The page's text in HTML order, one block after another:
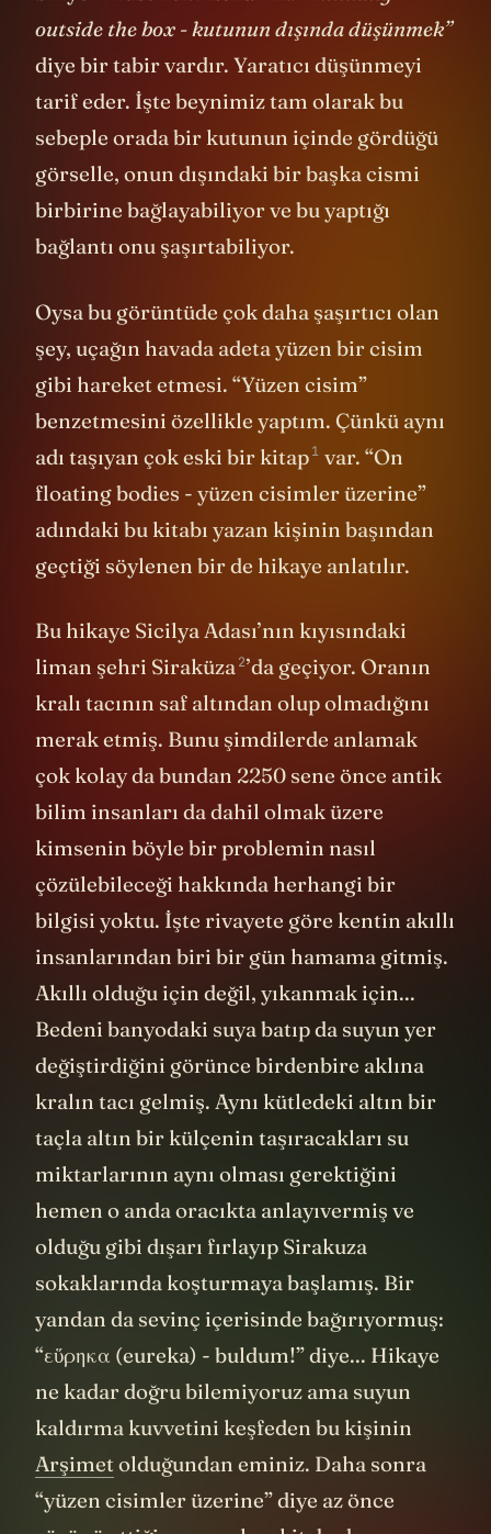
outside the box - kutunun dışında düşünmek”
diye bir tabir vardır. Yaratıcı düşünmeyi
tarif eder. İşte beynimiz tam olarak bu
sebeple orada bir kutunun içinde gördüğü
görselle, onun dışındaki bir başka cismi
birbirine bağlayabiliyor ve bu yaptığı
bağlantı onu şaşırtabiliyor.
Oysa bu görüntüde çok daha şaşırtıcı olan
şey, uçağın havada adeta yüzen bir cisim
gibi hareket etmesi. “Yüzen cisim”
benzetmesini özellikle yaptım. Çünkü aynı
adı taşıyan çokeski bir kitap1 var. “On
floating bodies - yüzen cisimler üzerine”
adındaki bu kitabı yazan kişinin başından
geçtiği söylenen bir de hikaye anlatılır.
Bu hikaye Sicilya Adası’nın kıyısındaki
liman şehri Siraküza2’da geçiyor. Oranın
kralı tacının saf altından olup olmadığını
merak etmiş. Bunu şimdilerde anlamak
çok kolay da bundan 2250 sene önce antik
bilim insanları da dahil olmak üzere
kimsenin böyle bir problemin nasıl
çözülebileceği hakkında herhangi bir
bilgisi yoktu. İşte rivayete göre kentin akıllı
insanlarından biri bir gün hamama gitmiş.
Akıllı olduğu için değil, yıkanmak için...
Bedeni banyodaki suya batıp da suyun yer
değiştirdiğini görünce birdenbire aklına
kralın tacı gelmiş. Aynı kütledeki altın bir
taçla altın bir külçenin taşıracakları su
miktarlarının aynı olması gerektiğini
hemen o anda oracıkta anlayıvermiş ve
olduğu gibi dışarı fırlayıp Sirakuza
sokaklarında koşturmaya başlamış. Bir
yandan da sevinç içerisinde bağırıyormuş:
“εὕρηκα (eureka) - buldum!” diye... Hikaye
ne kadar doğru bilemiyoruz ama suyun
kaldırma kuvvetini keşfeden bu kişinin
Arşimetolduğundan eminiz. Daha sonra
“yüzen cisimler üzerine” diye az önce